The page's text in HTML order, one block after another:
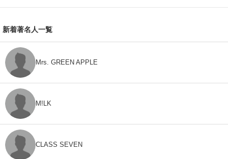
新着著名人一覧
Mrs. GREEN APPLE
M!LK
CLASS SEVEN